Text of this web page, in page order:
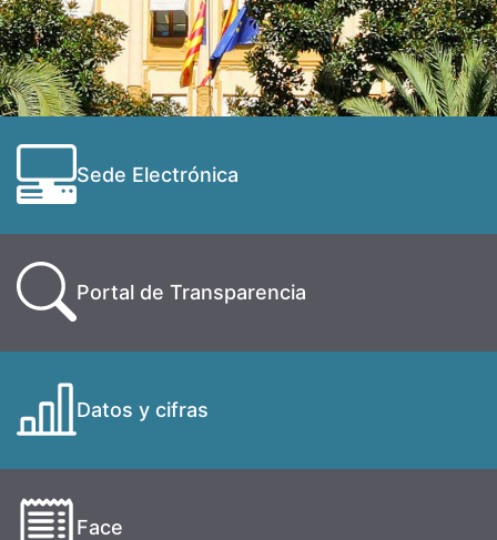
Sede Electrónica
Portal de Transparencia
Datos y cifras
Face